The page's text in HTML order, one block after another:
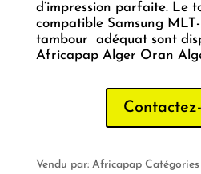
d’impression parfaite. Le
compatible Samsung
tambour adéquat sont
Africapap Alger Oran
Vendu par: Africapap Catégories